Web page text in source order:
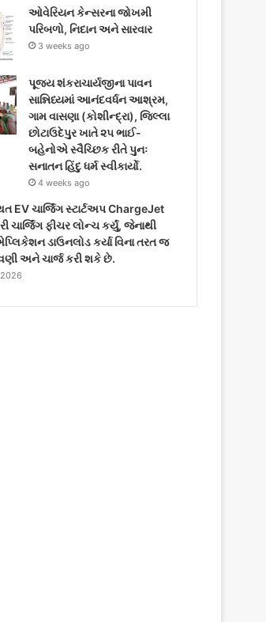
ઓવેરિયન કેન્સરના જોખમી
પરિબળો, નિદાન અને સારવાર
3 weeks ago
પૂજ્ય શંકરાચાર્યજીના પાવન
સાન્નિધ્યમાં આનંદવર્ધન આશ્રમ,
ગામ વાસણા (કોશીન્દ્રા), જિલ્લા
છોટાઉદેપુર ખાતે ૨૫ ભાઈ-
બહેનોએ સ્વૈચ્છિક રીતે પુનઃ
સનાતન હિંદુ ધર્મ સ્વીકાર્યો.
4 weeks ago
EV ચાર્જિંગ સ્ટાર્ટઅપ ChargeJet
ફીચર લોન્ચ કર્યું, જેનાથી
ડાઉનલોડ કર્યા વિના તરત જ
અને ચાર્જ કરી શકે છે.